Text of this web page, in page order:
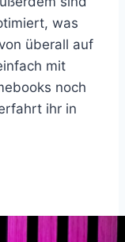
was
überall auf
mit
noch
ihr in